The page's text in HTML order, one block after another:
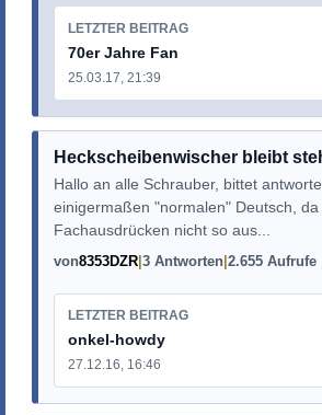
LETZTER BEITRAG
70er Jahre Fan
25.03.17, 21:39
Heckscheibenwischer bleibt
Hallo an alle Schrauber, bittet
einigermaßen "normalen" Deutsch,
Fachausdrücken nicht so aus...
von8353DZR 3 Antworten 2.655 Aufrufe
LETZTER BEITRAG
onkel-howdy
27.12.16, 16:46